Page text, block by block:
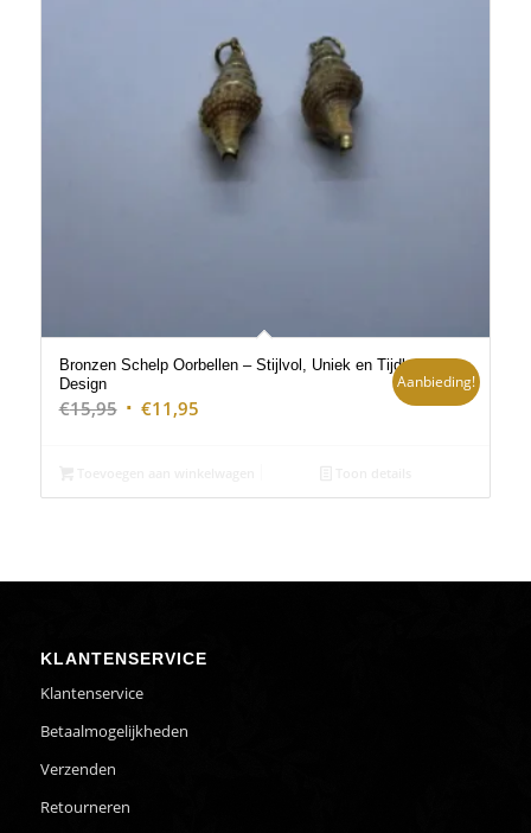
Bronzen Schelp Oorbellen – Stijlvol, Uniek en Tijdloos
Design
€15,95 Oorspronkelijke
€15,95.
€11,95Huidige
€11,95.
Aanbieding!
KLANTENSERVICE
Klantenservice
Betaalmogelijkheden
Verzenden
Retourneren